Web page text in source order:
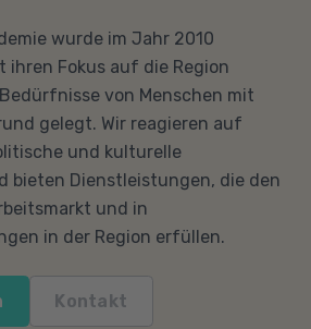
wurde im Jahr 2010
Fokus auf die Region
von Menschen mit
gelegt. Wir reagieren auf
und kulturelle
bieten Dienstleistungen, die den
und in
in der Region erfüllen.
Kontakt